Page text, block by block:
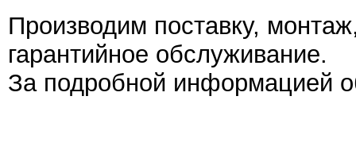
Производим поставку,
гарантийное обслуживание.
За подробной информацией